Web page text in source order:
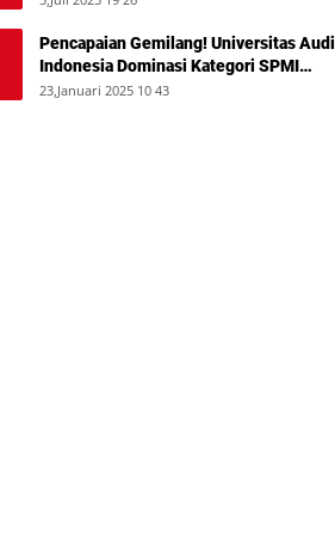
Pencapaian Gemilang! Universitas Audi
Indonesia Dominasi Kategori SPMI
Terbaik 2024
23,Januari 2025 10 43